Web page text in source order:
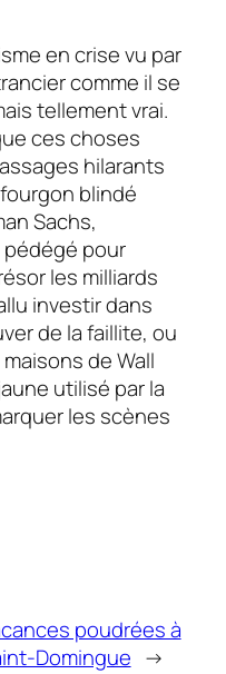
en crise vu par
comme il se
tellement vrai.
ces choses
hilarants
blindé
Sachs,
pour
les milliards
investir dans
de la faillite, ou
deWall
utilisé par la
les scènes
poudrées à
Domingue →